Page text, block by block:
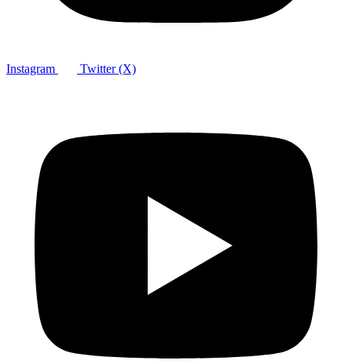
Instagram Twitter (X)